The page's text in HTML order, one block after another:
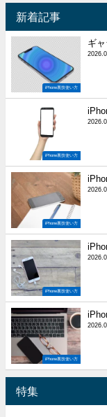
新着記事
iPhone裏技使い方
ギ
iPhone裏技使い方
iPhone裏技使い方
iPhone裏技使い方
iPhone裏技使い方
特集